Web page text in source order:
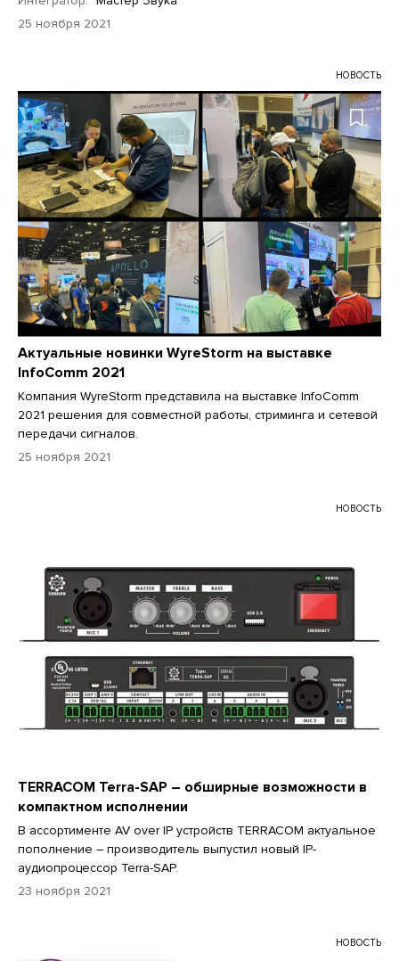
25 ноября 2021
НОВОСТЬ
Актуальные новинки WyreStorm на выставке
InfoComm 2021
Компания WyreStorm представила на выставке InfoComm
2021 решения для совместной работы, стриминга и сетевой
передачи сигналов.
25 ноября 2021
НОВОСТЬ
TERRACOM Terra-SAP – обширные возможности в
компактном исполнении
В ассортименте AV over IP устройств TERRACOM актуальное
пополнение – производитель выпустил новый IP-
аудиопроцессор Terra-SAP.
23 ноября 2021
НОВОСТЬ